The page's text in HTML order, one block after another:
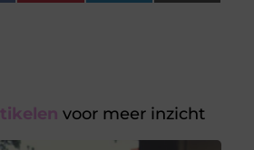
voor meer inzicht